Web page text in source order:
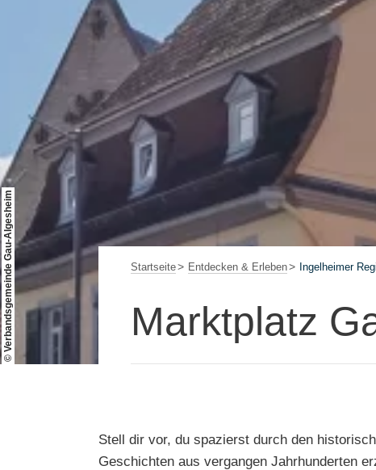
© Verbandsgemeinde Gau-Algesheim Startseite Entdecken & Erleben Ingelheimer
Marktplatz
Stell dir vor, du spazierst durch den
Geschichten aus vergangen Jahrhunderten